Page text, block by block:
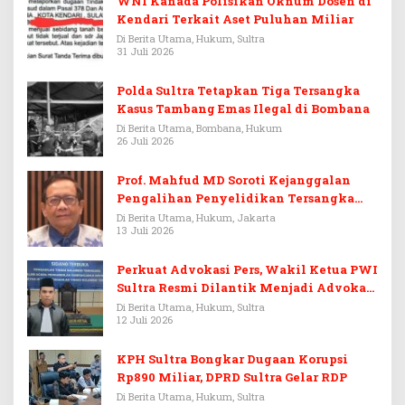
Kendari Terkait Aset Puluhan Miliar
Di Berita Utama, Hukum, Sultra
31 Juli 2026
Polda Sultra Tetapkan Tiga Tersangka
Kasus Tambang Emas Ilegal di Bombana
Di Berita Utama, Bombana, Hukum
26 Juli 2026
Prof. Mahfud MD Soroti Kejanggalan
Pengalihan Penyelidikan Tersangka
Febrie Adriansyah
Di Berita Utama, Hukum, Jakarta
13 Juli 2026
Perkuat Advokasi Pers, Wakil Ketua PWI
Sultra Resmi Dilantik Menjadi Advokat
PERADI
Di Berita Utama, Hukum, Sultra
12 Juli 2026
KPH Sultra Bongkar Dugaan Korupsi
Rp890 Miliar, DPRD Sultra Gelar RDP
Di Berita Utama, Hukum, Sultra